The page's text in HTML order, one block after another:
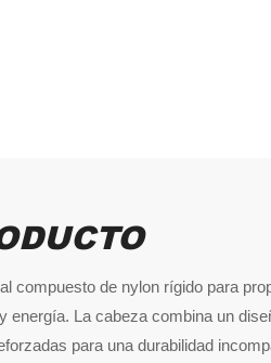
compuesto de nylon rígido para
energía. La cabeza combina un
para una durabilidad